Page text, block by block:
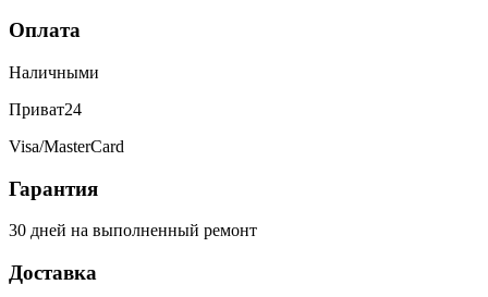
Оплата
Наличными
Приват24
Visa/MasterCard
Гарантия
30 дней на выполненный ремонт
Доставка